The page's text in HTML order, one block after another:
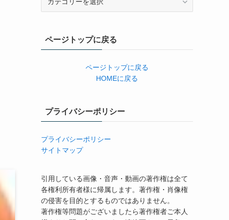
ーページトップに戻る
ページトップに戻る
HOMEに戻る
プライバシーポリシー
プライバシーポリシー
サイトマップ
引用している画像・音声・動画の著作権は全て
各権利所有者様に帰属します。著作権・肖像権
の侵害を目的とするものではありません。
著作権等問題がございましたら著作権者ご本人